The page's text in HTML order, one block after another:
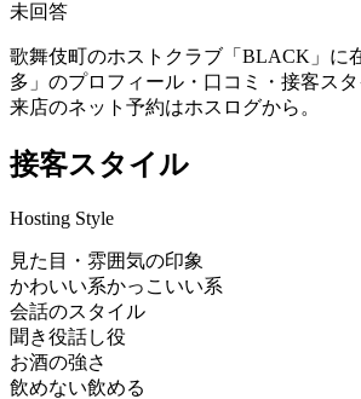
未回答
歌舞伎町のホストクラブ「BLACK」に
多」のプロフィール・口コミ・接客ス
来店のネット予約はホスログから。
接客スタイル
Hosting Style
見た目・雰囲気の印象
かわいい系かっこいい系
会話のスタイル
聞き役話し役
お酒の強さ
飲めない飲める